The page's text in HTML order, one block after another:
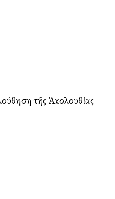
τῆς Ἀκολουθίας